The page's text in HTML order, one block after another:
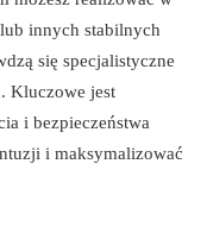
innych stabilnych
się specjalistyczne
Kluczowe jest
i bezpieczeństwa
i maksymalizować